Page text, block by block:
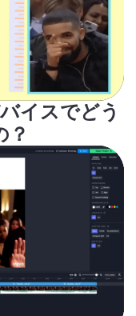
イスでどう
？